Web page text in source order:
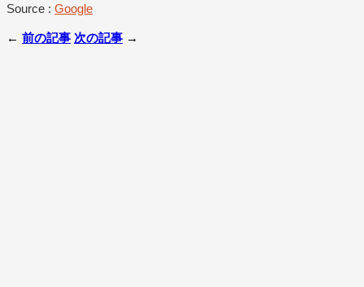
Source : Google
← 前の記事 次の記事 →